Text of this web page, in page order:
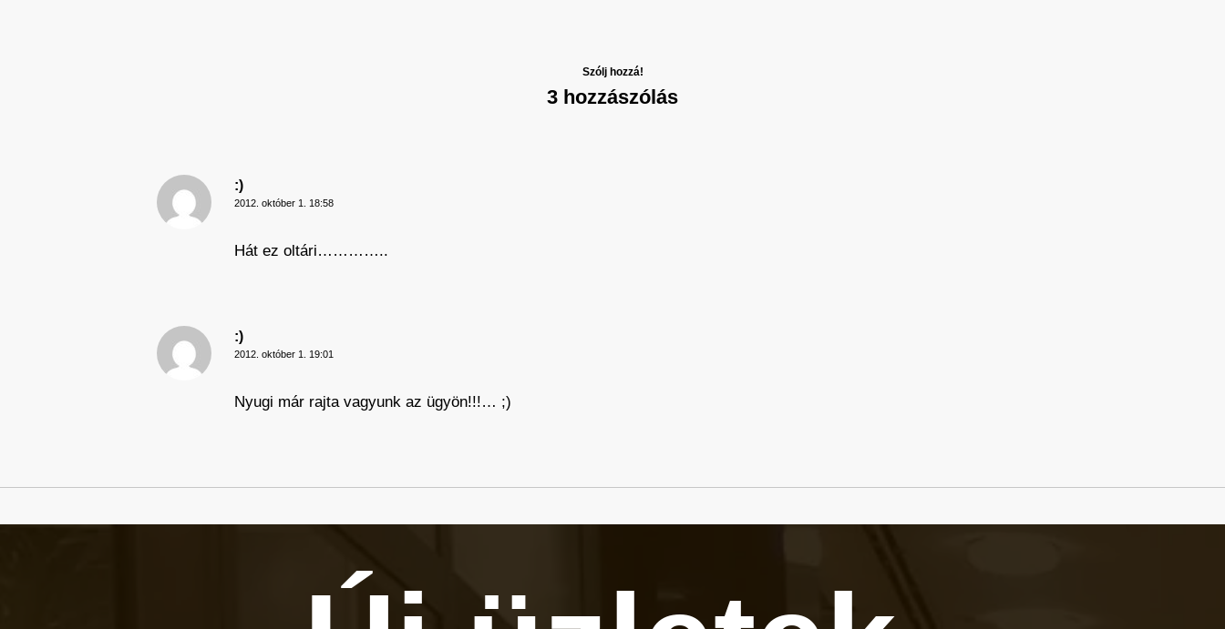
Szólj hozzá!
3 hozzászólás
:)
2012. október 1. 18:58
Hát ez oltári…………..
:)
2012. október 1. 19:01
Nyugi már rajta vagyunk az ügyön!!!… ;)